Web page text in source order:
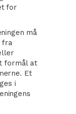
for
må
fra
formål at
Et
i